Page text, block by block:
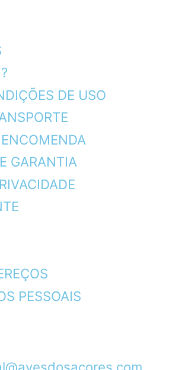
DE USO
GARANTIA
PESSOAIS